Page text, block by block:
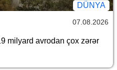
DÜNYA
07.08.2026
milyard avrodan çox zərər